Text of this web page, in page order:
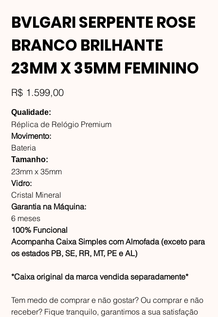
BVLGARI SERPENTE ROSE
BRANCO BRILHANTE
23MM X 35MM FEMININO
Preço
R$ 1.599,00
Qualidade:
Réplica de Relógio Premium
Movimento:
Bateria
Tamanho:
23mm x 35mm
Vidro:
Cristal Mineral
Garantia na Máquina:
6 meses
100% Funcional
Acompanha Caixa Simples com Almofada (exceto para
os estados PB, SE, RR, MT, PE e AL)
*Caixa original da marca vendida separadamente*
Tem medo de comprar e não gostar? Ou comprar e não
receber? Fique tranquilo, garantimos a sua satisfação